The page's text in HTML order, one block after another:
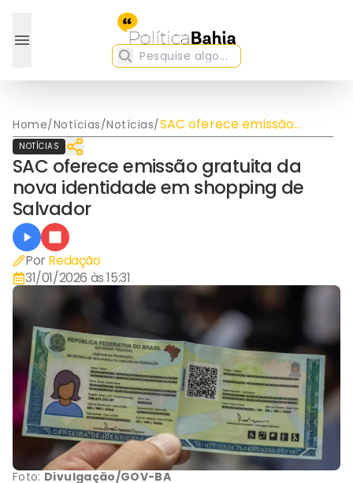
Home/Notícias/Notícias/SAC oferece emissão
gratuita da nova
identidade em shopping de
Salvador
NOTÍCIAS
SAC oferece emissão gratuita da
nova identidade em shopping de
Salvador
Por Redação
31/01/2026 às 15:31
Foto: Divulgação/GOV-BA